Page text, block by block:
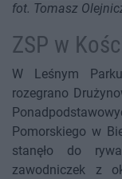
fot. Tomasz
ZSP w
W Leśnym
rozegrano
Pomorskiego w
stanęło do
zawodniczek z